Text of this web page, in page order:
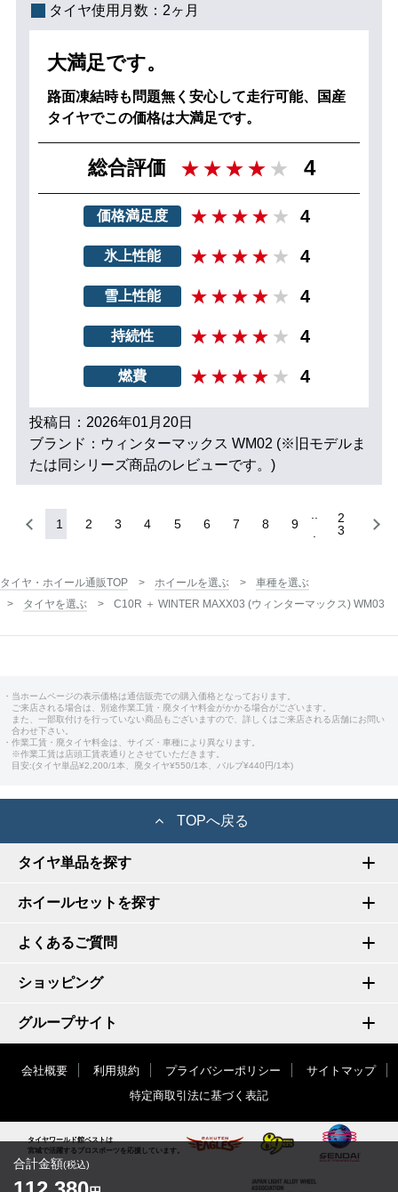
タイヤ使用月数： 2ヶ月
大満足です。
路面凍結時も問題無く安心して走行可能、国産
タイヤでこの価格は大満足です。
総合評価 4
価格満足度 4
氷上性能 4
雪上性能 4
持続性 4
燃費 4
投稿日：2026年01月20日
ブランド：ウィンターマックス WM02 (※旧モデルま
たは同シリーズ商品のレビューです。)
1 2 3 4 5 6 7 8 9
2
3
合計金額(税込)
タイヤ・ホイール通販TOP ホイールを選ぶ
車種を選ぶ
タイヤを選ぶ
C10R ＋ WINTER MAXX03 (ウィンターマックス) WM03
・当ホームページの表示価格は通信販売での購入価格となっております。
ご来店される場合は、別途作業工賃・廃タイヤ料金がかかる場合がございます。
また、一部取付けを行っていない商品もございますので、詳しくはご来店される店舗にお問い
合わせ下さい。
・作業工賃・廃タイヤ料金は、サイズ・車種により異なります。
※作業工賃は店頭工賃表通りとさせていただきます。
目安:(タイヤ単品¥2,200/1本、廃タイヤ¥550/1本、バルブ¥440円/1本)
TOPへ戻る
タイヤ単品を探す
ホイールセットを探す
よくあるご質問
ショッピング
グループサイト
会社概要 利用規約 プライバシーポリシー
サイトマップ
特定商取引法に基づく表記
タイヤワールド館ベストは
宮城で活躍するプロスポーツを応援しています。